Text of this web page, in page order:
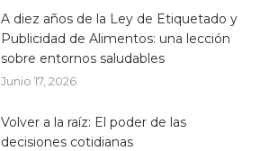
A diez años de la Ley de Etiquetado y
Publicidad de Alimentos: una lección
sobre entornos saludables
Junio 17, 2026
Volver a la raíz: El poder de las
decisiones cotidianas